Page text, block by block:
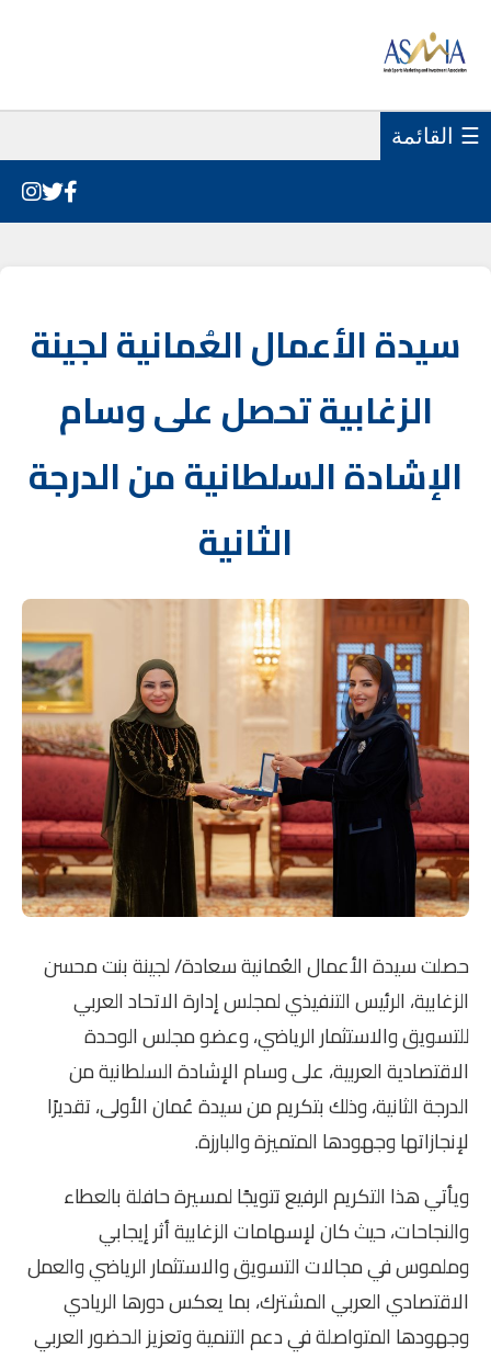
☰ القائمة
سيدة الأعمال العُمانية لجينة
الزغابية تحصل على وسام
الإشادة السلطانية من الدرجة
الثانية
حصلت سيدة الأعمال العُمانية سعادة/ لجينة بنت محسن
الزغابية، الرئيس التنفيذي لمجلس إدارة الاتحاد العربي
للتسويق والاستثمار الرياضي، وعضو مجلس الوحدة
الاقتصادية العربية، على وسام الإشادة السلطانية من
الدرجة الثانية، وذلك بتكريم من سيدة عُمان الأولى، تقديرًا
لإنجازاتها وجهودها المتميزة والبارزة.
ويأتي هذا التكريم الرفيع تتويجًا لمسيرة حافلة بالعطاء
والنجاحات، حيث كان لإسهامات الزغابية أثر إيجابي
وملموس في مجالات التسويق والاستثمار الرياضي والعمل
الاقتصادي العربي المشترك، بما يعكس دورها الريادي
وجهودها المتواصلة في دعم التنمية وتعزيز الحضور العربي